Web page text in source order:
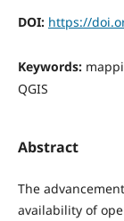
DOI: https://
Keywords:
QGIS
Abstract
The
availability of